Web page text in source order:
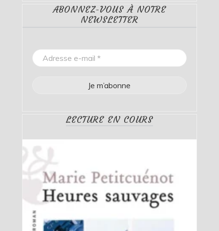
ABONNEZ-VOUS À NOTRE
NEWSLETTER
LECTURE EN COURS